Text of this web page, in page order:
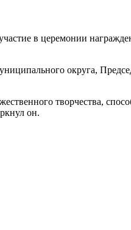
в церемонии
округа,
творчества,
он.